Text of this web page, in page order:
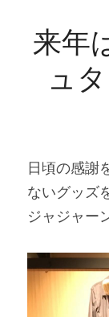
来年
ュ
日頃の感謝
ないグッズ
ジャジャー